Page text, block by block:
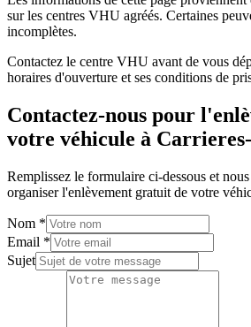
sur les centres VHU agréés. Certaines
incomplètes.
Contactez le centre VHU avant de vous
horaires d'ouverture et ses conditions de
Contactez-nous pour
votre véhicule à
Remplissez le formulaire ci-dessous et
organiser l'enlèvement gratuit de votre
Nom *
Email *
Sujet